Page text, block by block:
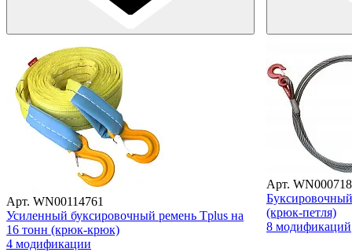
Арт. WN00114761
Усиленный буксировочный ремень Tplus на
16 тонн (крюк-крюк)
4 модификации
Арт.
(крюк-петля)
8 модификаций